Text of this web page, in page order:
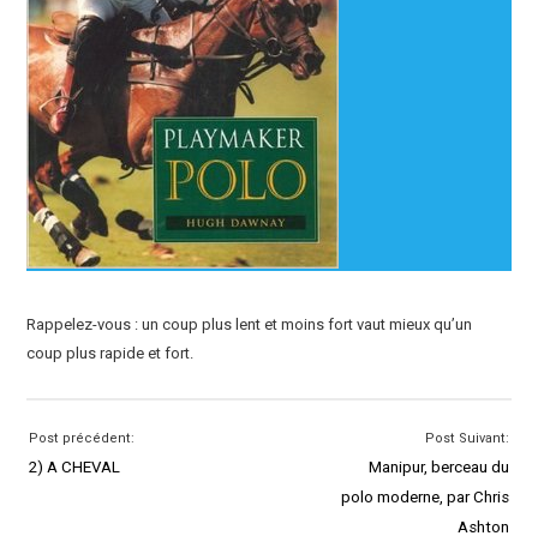
Rappelez-vous : un coup plus lent et moins fort vaut mieux qu’un
coup plus rapide et fort.
Post précédent:
2) A CHEVAL
Post Suivant:
Manipur, berceau du
polo moderne, par Chris
Ashton